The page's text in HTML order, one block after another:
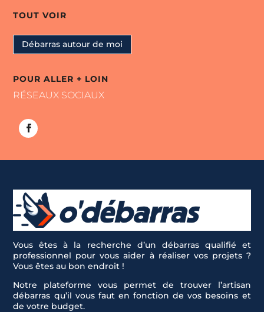
TOUT VOIR
Débarras autour de moi
POUR ALLER + LOIN
RÉSEAUX SOCIAUX
Vous êtes à la recherche d’un débarras qualifié et
professionnel pour vous aider à réaliser vos projets ?
Vous êtes au bon endroit !
Notre plateforme vous permet de trouver l’artisan
débarras qu’il vous faut en fonction de vos besoins et
de votre budget.